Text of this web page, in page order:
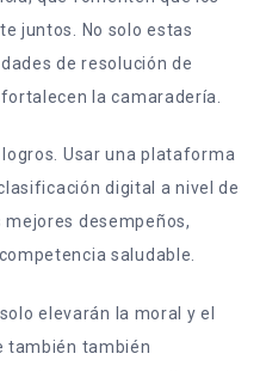
juntos. No solo estas
de resolución de
la camaradería.
Usar una plataforma
digital a nivel de
mejores desempeños,
saludable.
elevarán la moral y el
también también